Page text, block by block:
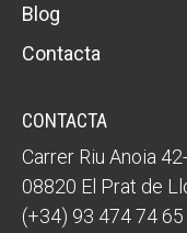
Blog
Contacta
CONTACTA
Carrer Riu Anoia
08820 El Prat de
(+34) 93 474 74 65